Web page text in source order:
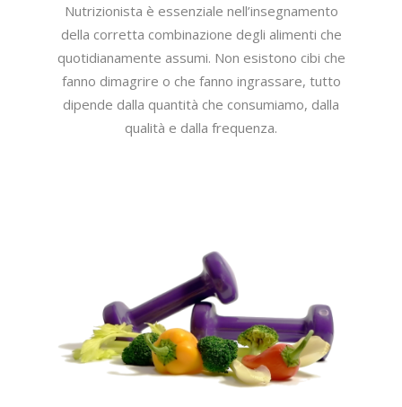
Nutrizionista è essenziale nell’insegnamento
della corretta combinazione degli alimenti che
quotidianamente assumi. Non esistono cibi che
fanno dimagrire o che fanno ingrassare, tutto
dipende dalla quantità che consumiamo, dalla
qualità e dalla frequenza.